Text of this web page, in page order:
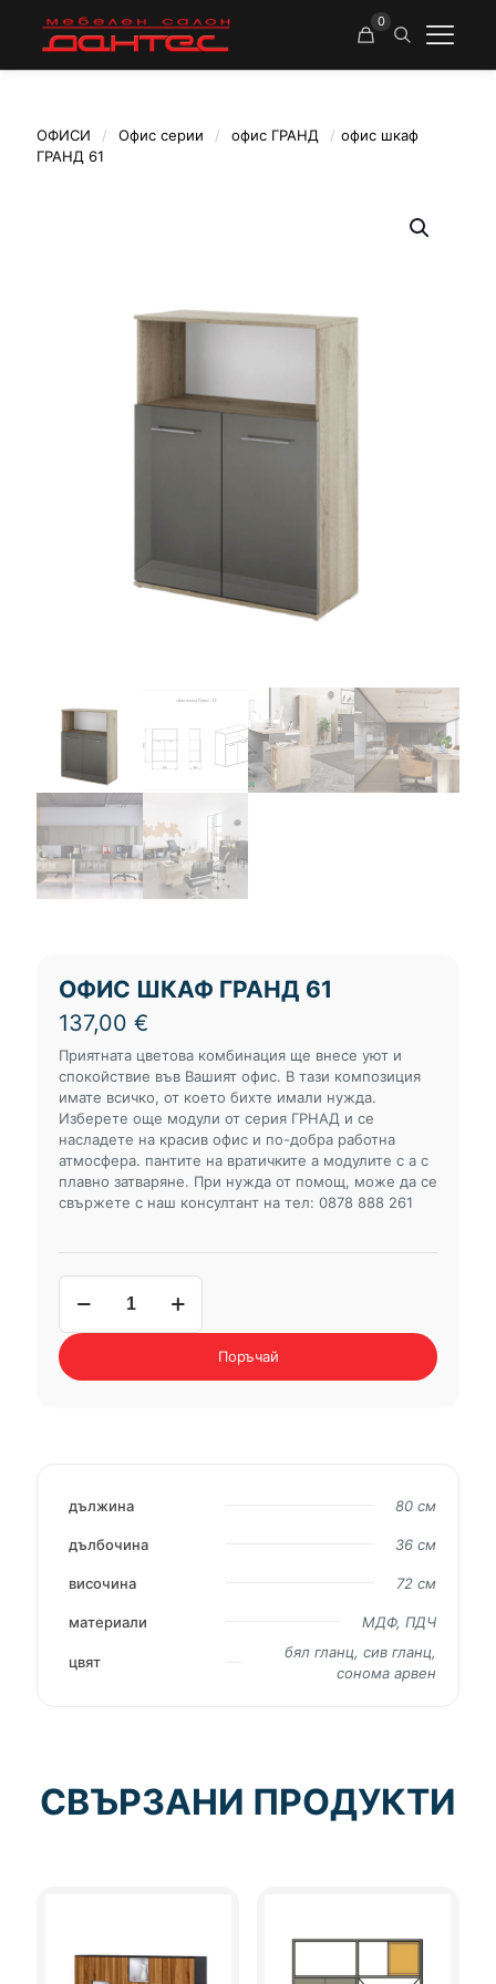
0
ОФИСИ / Офис серии / офис ГРАНД / офис шкаф
ГРАНД 61
ОФИС ШКАФ ГРАНД 61
137,00 €
Приятната цветова комбинация ще внесе уют и
спокойствие във Вашият офис. В тази композиция
имате всичко, от което бихте имали нужда.
Изберете още модули от серия ГРНАД и се
насладете на красив офис и по-добра работна
атмосфера. пантите на вратичките а модулите с а с
плавно затваряне. При нужда от помощ, може да се
свържете с наш консултант на тел: 0878 888 261
шкаф
ГРАНД
Поръчай
дължина 80 см
дълбочина 36 см
височина 72 см
материали МДФ, ПДЧ
цвят
бял гланц, сив гланц,
сонома арвен
СВЪРЗАНИ ПРОДУКТИ